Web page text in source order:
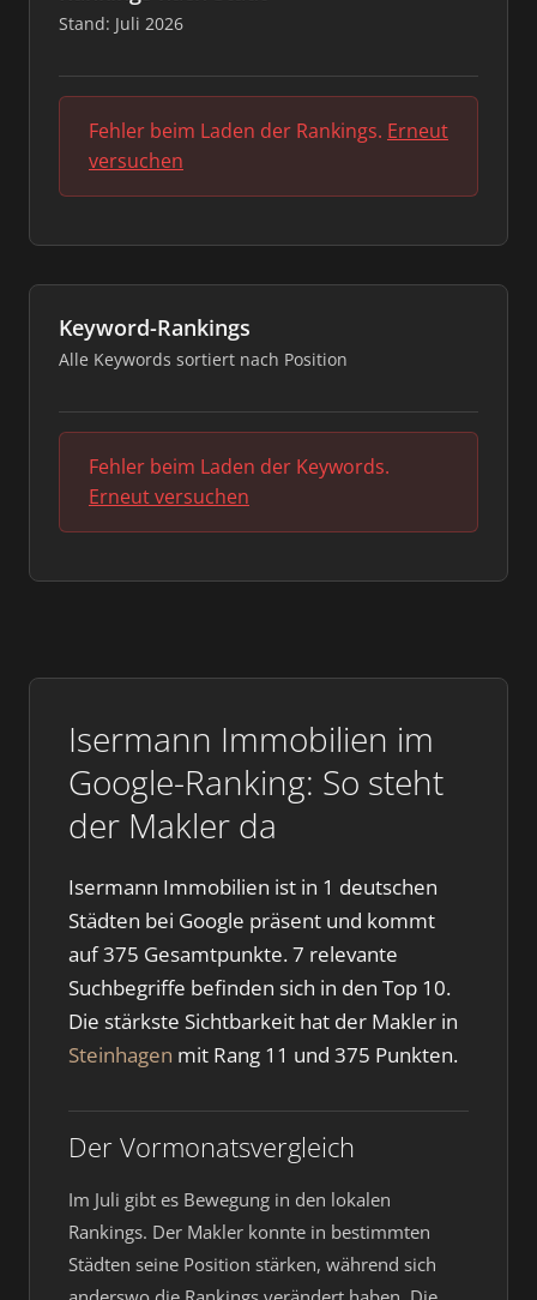
Isermann Immobilien im
Google-Ranking: So steht
der Makler da
Isermann Immobilien ist in 1 deutschen
Städten bei Google präsent und kommt
auf 375 Gesamtpunkte. 7 relevante
Suchbegriffe befinden sich in den Top 10.
Die stärkste Sichtbarkeit hat der Makler in
Steinhagen mit Rang 11 und 375 Punkten.
Der Vormonatsvergleich
Im Juli gibt es Bewegung in den lokalen
Rankings. Der Makler konnte in bestimmten
Städten seine Position stärken, während sich
Stand: Juli 2026
Fehler beim Laden der Rankings. Erneut
versuchen
Keyword-Rankings
Alle Keywords sortiert nach Position
Fehler beim Laden der Keywords.
Erneut versuchen